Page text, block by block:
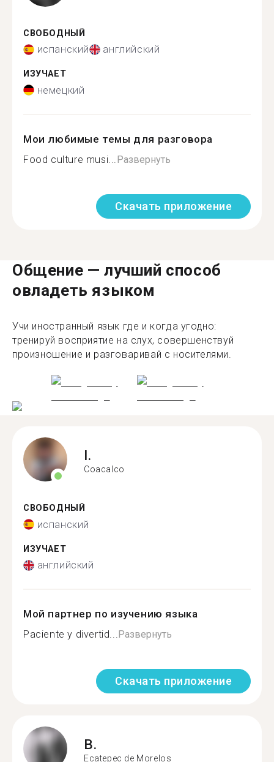
СВОБОДНЫЙ
испанский английский
ИЗУЧАЕТ
немецкий
Мои любимые темы для разговора
Food culture musi... Развернуть
Скачать приложение
Общение — лучший способ
овладеть языком
Учи иностранный язык где и когда угодно:
тренируй восприятие на слух, совершенствуй
произношение и разговаривай с носителями.
I.
Coacalco
СВОБОДНЫЙ
испанский
ИЗУЧАЕТ
английский
Мой партнер по изучению языка
Paciente y divertid...Развернуть
Скачать приложение
B.
Ecatepec de Morelos